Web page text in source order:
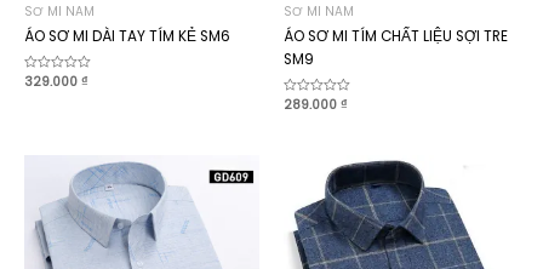
SƠ MI NAM
ÁO SƠ MI DÀI TAY TÍM KẺ SM6
Được
329.000 ₫
SƠ MI NAM
ÁO SƠ MI TÍM CHẤT LIỆU SỢI TRE
SM9
Được
289.000 ₫